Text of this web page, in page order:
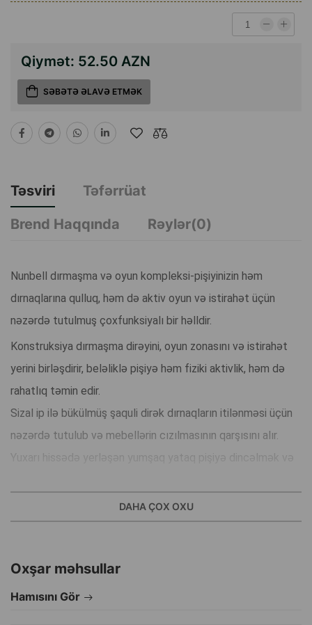
Qiymət: 52.50 AZN
SƏBƏTƏ ƏLAVƏ ETMƏK
Təsviri
Təfərrüat
Brend Haqqında
Rəylər(0)
Nunbell dırmaşma və oyun kompleksi-pişiyinizin həm
dırnaqlarına qulluq, həm də aktiv oyun və istirahət üçün
nəzərdə tutulmuş çoxfunksiyalı bir həlldir.
Konstruksiya dırmaşma dirəyini, oyun zonasını və istirahət
yerini birləşdirir, beləliklə pişiyə həm fiziki aktivlik, həm də
rahatlıq təmin edir.
Sizal ip ilə bükülmüş şaquli dirək dırnaqların itilənməsi üçün
nəzərdə tutulub və mebellərin cızılmasının qarşısını alır.
Yuxarı hissədə yerləşən yumşaq yataq pişiyə dincəlmək və
Aşağı səviyyədə əyrilmiş oyun səthi dartınmaq və hərəkət
etmək üçün uyğundur, asma oyuncaq isə ov instinktini
Konstruksiya yumşaq, toxunuşda xoş olan və davamlı plyuş
parça ilə örtülüb.
DAHA ÇOX OXU
Oxşar məhsullar
Hamısını Gör